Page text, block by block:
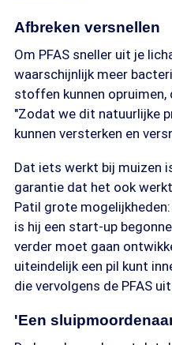
Afbreken versnellen
Om PFAS sneller uit je
waarschijnlijk meer
stoffen kunnen opruimen,
"Zodat we dit natuurlijke
kunnen versterken en
Dat iets werkt bij muizen
garantie dat het ook
Patil grote
is hij een start-up
verder moet gaan
uiteindelijk een pil kunt
die vervolgens de PFAS
'Een